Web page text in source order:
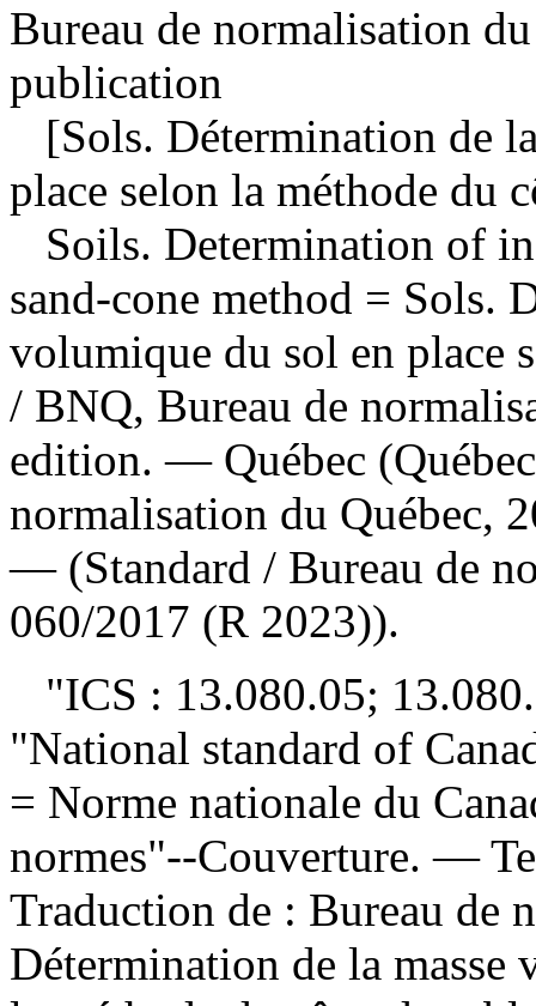
Bureau de normalisation
publication
[Sols. Détermination de
place selon la méthode du
Soils. Determination of
sand-cone method = Sols.
volumique du sol en place
/ BNQ, Bureau de
edition. — Québec
normalisation du Québec,
— (Standard / Bureau de
060/2017 (R 2023)).
"ICS : 13.080.05;
"National standard of
= Norme nationale du
normes"--Couverture. —
Traduction de : Bureau de
Détermination de la masse